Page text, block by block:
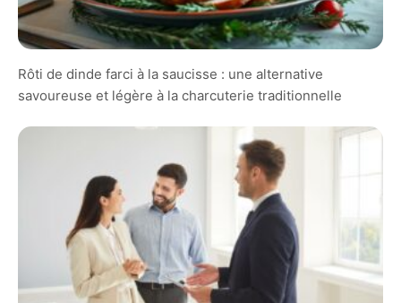
Rôti de dinde farci à la saucisse : une alternative
savoureuse et légère à la charcuterie traditionnelle